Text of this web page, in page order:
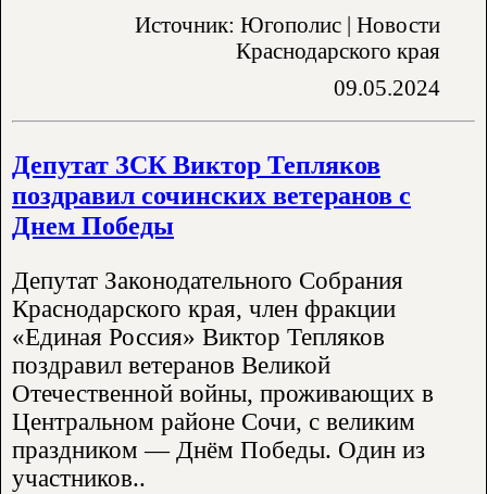
Источник: Югополис | Новости
Краснодарского края
09.05.2024
Депутат ЗСК Виктор Тепляков
поздравил сочинских ветеранов с
Днем Победы
Депутат Законодательного Собрания
Краснодарского края, член фракции
«Единая Россия» Виктор Тепляков
поздравил ветеранов Великой
Отечественной войны, проживающих в
Центральном районе Сочи, с великим
праздником — Днём Победы. Один из
участников..